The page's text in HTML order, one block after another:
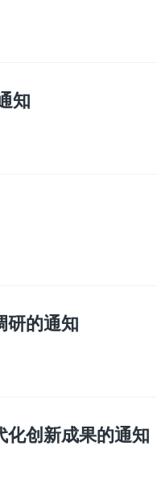
知
研的通知
化创新成果的通知